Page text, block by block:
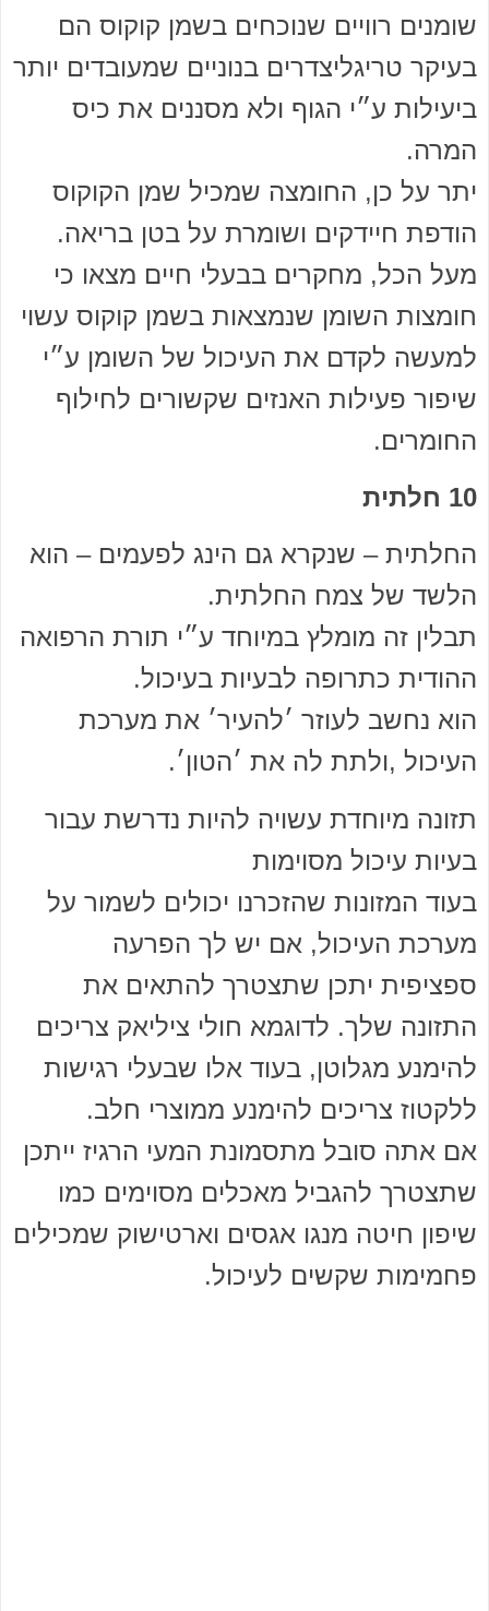
שומנים רוויים שנוכחים בשמן קוקוס הם
בעיקר טריגליצדרים בנוניים שמעובדים יותר
ביעילות ע״י הגוף ולא מסננים את כיס
המרה.
יתר על כן, החומצה שמכיל שמן הקוקוס
הודפת חיידקים ושומרת על בטן בריאה.
מעל הכל, מחקרים בבעלי חיים מצאו כי
חומצות השומן שנמצאות בשמן קוקוס עשוי
למעשה לקדם את העיכול של השומן ע״י
שיפור פעילות האנזים שקשורים לחילוף
החומרים.
10 חלתית
החלתית – שנקרא גם הינג לפעמים – הוא
הלשד של צמח החלתית.
תבלין זה מומלץ במיוחד ע״י תורת הרפואה
ההודית כתרופה לבעיות בעיכול.
הוא נחשב לעוזר ׳להעיר׳ את מערכת
העיכול ,ולתת לה את ׳הטון׳.
תזונה מיוחדת עשויה להיות נדרשת עבור
בעיות עיכול מסוימות
בעוד המזונות שהזכרנו יכולים לשמור על
מערכת העיכול, אם יש לך הפרעה
ספציפית יתכן שתצטרך להתאים את
התזונה שלך. לדוגמא חולי ציליאק צריכים
להימנע מגלוטן, בעוד אלו שבעלי רגישות
ללקטוז צריכים להימנע ממוצרי חלב.
אם אתה סובל מתסמונת המעי הרגיז ייתכן
שתצטרך להגביל מאכלים מסוימים כמו
שיפון חיטה מנגו אגסים וארטישוק שמכילים
פחמימות שקשים לעיכול.